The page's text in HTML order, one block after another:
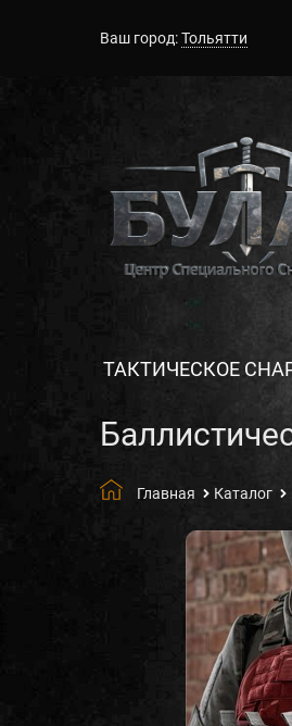
Ваш город:Тольятти
ТАКТИЧЕСКОЕ
Главная Каталог